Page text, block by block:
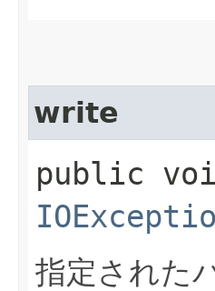
write
public
指定された